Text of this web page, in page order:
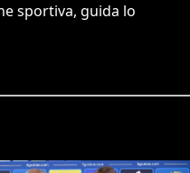
sportiva, guida lo